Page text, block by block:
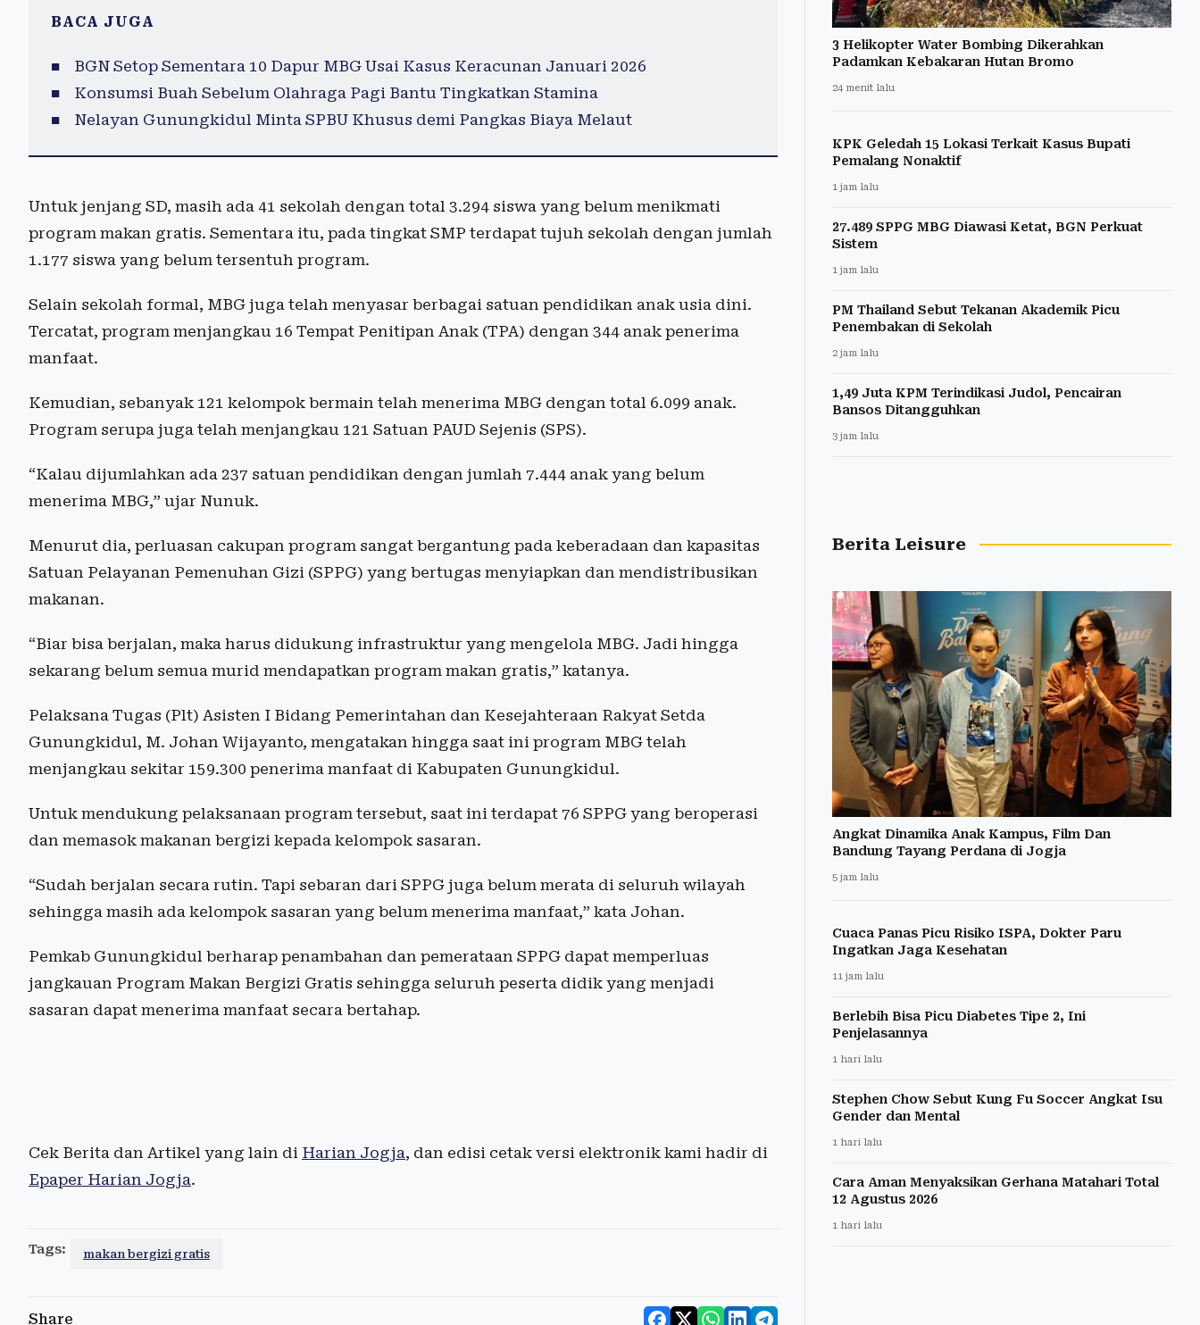
BACA JUGA
BGN Setop Sementara 10 Dapur MBG Usai Kasus Keracunan Januari 2026
Konsumsi Buah Sebelum Olahraga Pagi Bantu Tingkatkan Stamina
Nelayan Gunungkidul Minta SPBU Khusus demi Pangkas Biaya Melaut
Untuk jenjang SD, masih ada 41 sekolah dengan total 3.294 siswa yang belum menikmati
program makan gratis. Sementara itu, pada tingkat SMP terdapat tujuh sekolah dengan jumlah
1.177 siswa yang belum tersentuh program.
Selain sekolah formal, MBG juga telah menyasar berbagai satuan pendidikan anak usia dini.
Tercatat, program menjangkau 16 Tempat Penitipan Anak (TPA) dengan 344 anak penerima
manfaat.
Kemudian, sebanyak 121 kelompok bermain telah menerima MBG dengan total 6.099 anak.
Program serupa juga telah menjangkau 121 Satuan PAUD Sejenis (SPS).
“Kalau dijumlahkan ada 237 satuan pendidikan dengan jumlah 7.444 anak yang belum
menerima MBG,” ujar Nunuk.
Menurut dia, perluasan cakupan program sangat bergantung pada keberadaan dan kapasitas
Satuan Pelayanan Pemenuhan Gizi (SPPG) yang bertugas menyiapkan dan mendistribusikan
makanan.
“Biar bisa berjalan, maka harus didukung infrastruktur yang mengelola MBG. Jadi hingga
sekarang belum semua murid mendapatkan program makan gratis,” katanya.
Pelaksana Tugas (Plt) Asisten I Bidang Pemerintahan dan Kesejahteraan Rakyat Setda
Gunungkidul, M. Johan Wijayanto, mengatakan hingga saat ini program MBG telah
menjangkau sekitar 159.300 penerima manfaat di Kabupaten Gunungkidul.
Untuk mendukung pelaksanaan program tersebut, saat ini terdapat 76 SPPG yang beroperasi
dan memasok makanan bergizi kepada kelompok sasaran.
“Sudah berjalan secara rutin. Tapi sebaran dari SPPG juga belum merata di seluruh wilayah
sehingga masih ada kelompok sasaran yang belum menerima manfaat,” kata Johan.
Pemkab Gunungkidul berharap penambahan dan pemerataan SPPG dapat memperluas
jangkauan Program Makan Bergizi Gratis sehingga seluruh peserta didik yang menjadi
sasaran dapat menerima manfaat secara bertahap.
Cek Berita dan Artikel yang lain di Harian Jogja, dan edisi cetak versi elektronik kami hadir di
Epaper Harian Jogja.
Tags: makan bergizi gratis
Share
3 Helikopter Water Bombing Dikerahkan
Padamkan Kebakaran Hutan Bromo
24 menit lalu
KPK Geledah 15 Lokasi Terkait Kasus Bupati
Pemalang Nonaktif
1 jam lalu
27.489 SPPG MBG Diawasi Ketat, BGN Perkuat
Sistem
1 jam lalu
PM Thailand Sebut Tekanan Akademik Picu
Penembakan di Sekolah
2 jam lalu
1,49 Juta KPM Terindikasi Judol, Pencairan
Bansos Ditangguhkan
3 jam lalu
Berita Leisure
Angkat Dinamika Anak Kampus, Film Dan
Bandung Tayang Perdana di Jogja
5 jam lalu
Cuaca Panas Picu Risiko ISPA, Dokter Paru
Ingatkan Jaga Kesehatan
11 jam lalu
Berlebih Bisa Picu Diabetes Tipe 2, Ini
Penjelasannya
1 hari lalu
Stephen Chow Sebut Kung Fu Soccer Angkat Isu
Gender dan Mental
1 hari lalu
Cara Aman Menyaksikan Gerhana Matahari Total
12 Agustus 2026
1 hari lalu